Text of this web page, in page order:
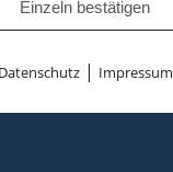
Einzeln bestätigen
Datenschutz| Impressum